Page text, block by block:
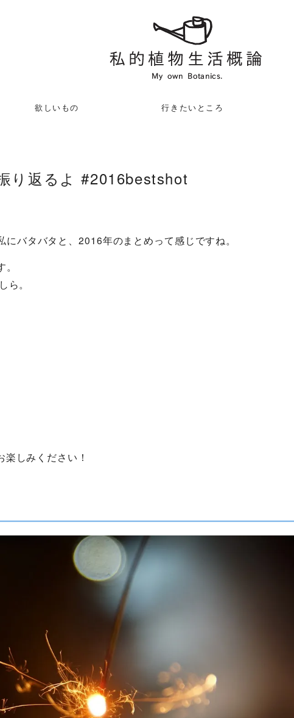
欲しいもの 行きたいところ
り返るよ #2016bestshot
バタバタと、2016年のまとめって感じですね。
ら。
しみください！